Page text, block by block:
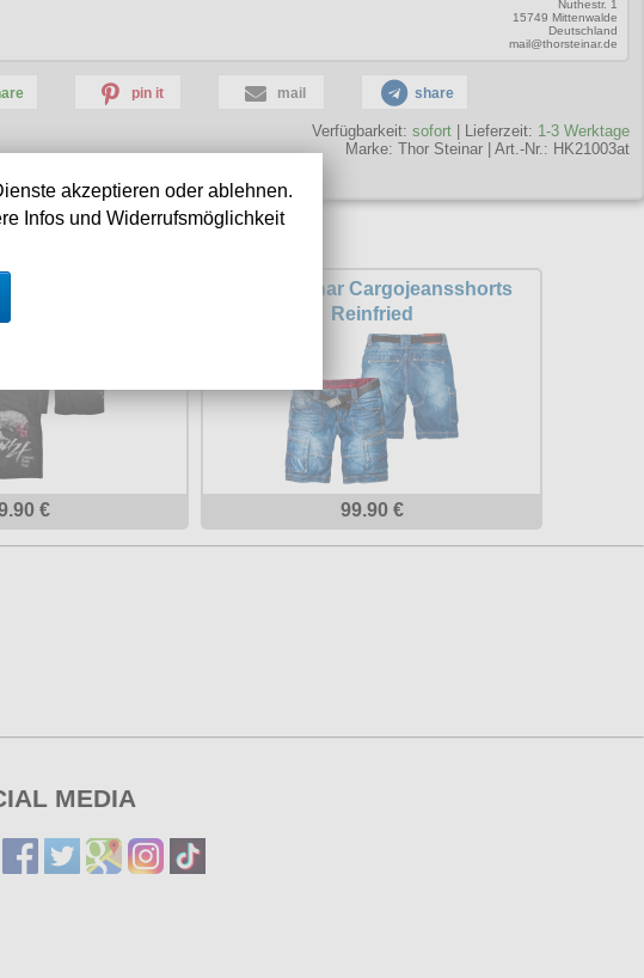
Nuthestr. 1
15749 Mittenwalde
Deutschland
mail@thorsteinar.de
pin it mail share
Verfügbarkeit: sofort | Lieferzeit: 1-3 Werktage
Marke: Thor Steinar Art.-Nr.: HK21003at
Arborg
€
Thor Steinar Cargojeansshorts
Reinfried
99.90 €
MEDIA
akzeptieren oder ablehnen.
Infos und Widerrufsmöglichkeit